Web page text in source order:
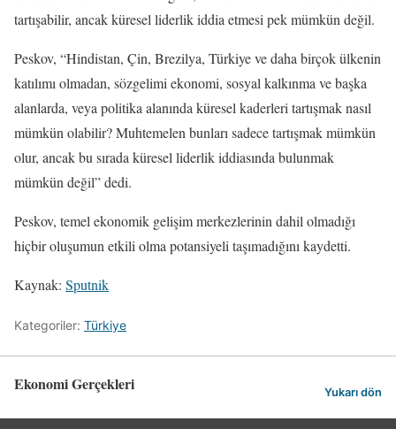
tartışabilir, ancak küresel liderlik iddia etmesi pek mümkün değil.
Peskov, “Hindistan, Çin, Brezilya, Türkiye ve daha birçok ülkenin
katılımı olmadan, sözgelimi ekonomi, sosyal kalkınma ve başka
alanlarda, veya politika alanında küresel kaderleri tartışmak nasıl
mümkün olabilir? Muhtemelen bunları sadece tartışmak mümkün
olur, ancak bu sırada küresel liderlik iddiasında bulunmak
mümkün değil” dedi.
Peskov, temel ekonomik gelişim merkezlerinin dahil olmadığı
hiçbir oluşumun etkili olma potansiyeli taşımadığını kaydetti.
Kaynak: Sputnik
Kategoriler: Türkiye
Ekonomi Gerçekleri Yukarı dön